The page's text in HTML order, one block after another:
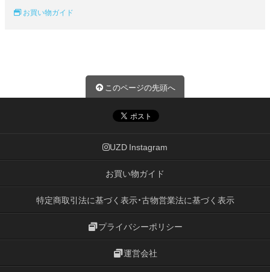
お買い物ガイド
このページの先頭へ
UZD Instagram
お買い物ガイド
特定商取引法に基づく表示・古物営業法に基づく表示
プライバシーポリシー
運営会社